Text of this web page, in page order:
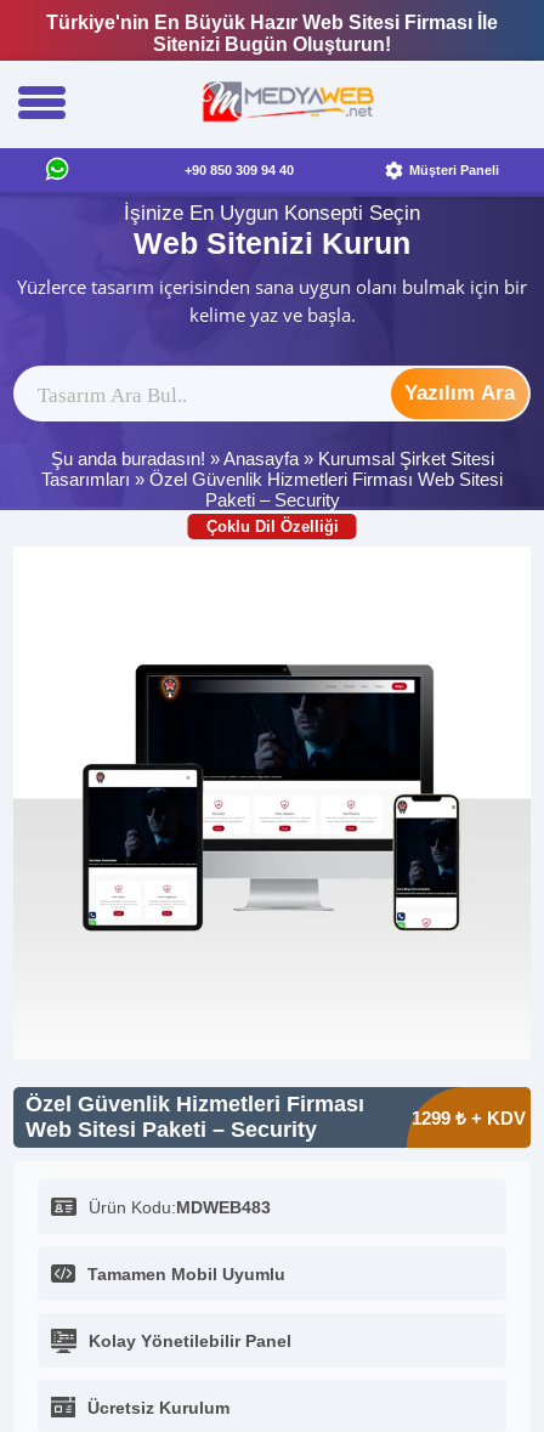
Türkiye'nin En Büyük Hazır Web Sitesi Firması İle
Sitenizi Bugün Oluşturun!
+90 850 309 94 40 Müşteri Paneli
İşinize En Uygun Konsepti Seçin
Web Sitenizi Kurun
Yüzlerce tasarım içerisinden sana uygun olanı bulmak için bir
kelime yaz ve başla.
Yazılım Ara
Şu anda buradasın! »Anasayfa» Kurumsal Şirket Sitesi
Tasarımları » Özel Güvenlik Hizmetleri Firması Web Sitesi
Paketi – Security
Çoklu Dil Özelliği
Özel Güvenlik Hizmetleri Firması
Web Sitesi Paketi – Security
1299 ₺ + KDV
Ürün Kodu:MDWEB483
Tamamen Mobil Uyumlu
Kolay Yönetilebilir Panel
Ücretsiz Kurulum